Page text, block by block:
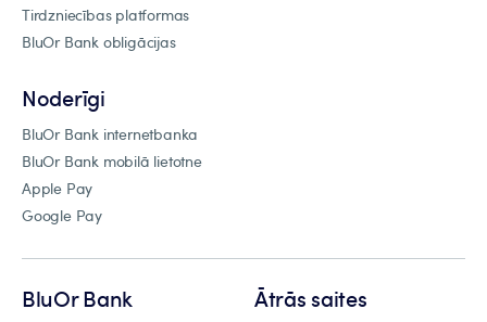
Tirdzniecības platformas
BluOr Bank obligācijas
Noderīgi
BluOr Bank internetbanka
BluOr Bank mobilā lietotne
Apple Pay
Google Pay
BluOr Bank Ātrās saites